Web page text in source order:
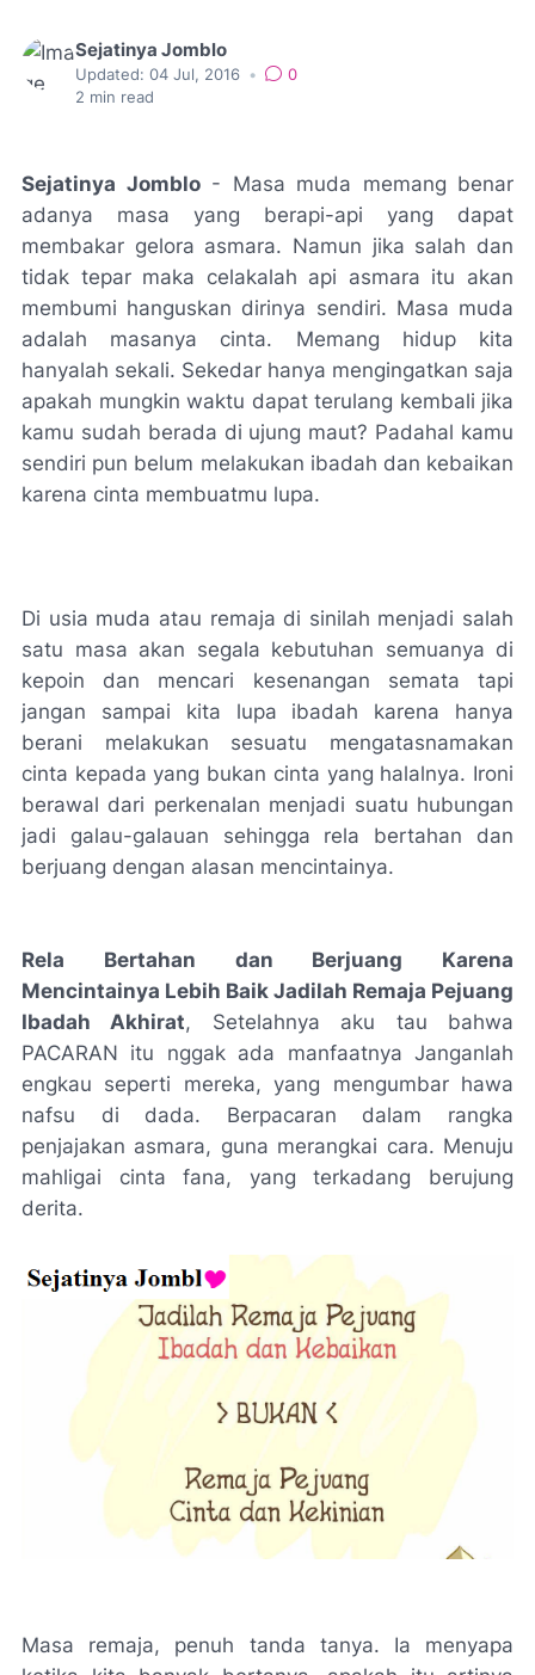
Sejatinya Jomblo
Updated: 04 Jul, 2016 •
0
2 min read
Sejatinya Jomblo- Masa muda memang benar
adanya masa yang berapi-api yang dapat
membakar gelora asmara. Namun jika salah dan
tidak tepar maka celakalah api asmara itu akan
membumi hanguskan dirinya sendiri. Masa muda
adalah masanya cinta. Memang hidup kita
hanyalah sekali. Sekedar hanya mengingatkan saja
apakah mungkin waktu dapat terulang kembali jika
kamu sudah berada di ujung maut? Padahal kamu
sendiri pun belum melakukan ibadah dan kebaikan
karena cinta membuatmu lupa.
Di usia muda atau remaja di sinilah menjadi salah
satu masa akan segala kebutuhan semuanya di
kepoin dan mencari kesenangan semata tapi
jangan sampai kita lupa ibadah karena hanya
berani melakukan sesuatu mengatasnamakan
cinta kepada yang bukan cinta yang halalnya. Ironi
berawal dari perkenalan menjadi suatu hubungan
jadi galau-galauan sehingga rela bertahan dan
berjuang dengan alasan mencintainya.
Rela Bertahan dan Berjuang Karena
Mencintainya Lebih Baik Jadilah Remaja Pejuang
Ibadah Akhirat, Setelahnya aku tau bahwa
PACARAN itu nggak ada manfaatnya Janganlah
engkau seperti mereka, yang mengumbar hawa
nafsu di dada. Berpacaran dalam rangka
penjajakan asmara, guna merangkai cara. Menuju
mahligai cinta fana, yang terkadang berujung
derita.
Masa remaja, penuh tanda tanya. Ia menyapa